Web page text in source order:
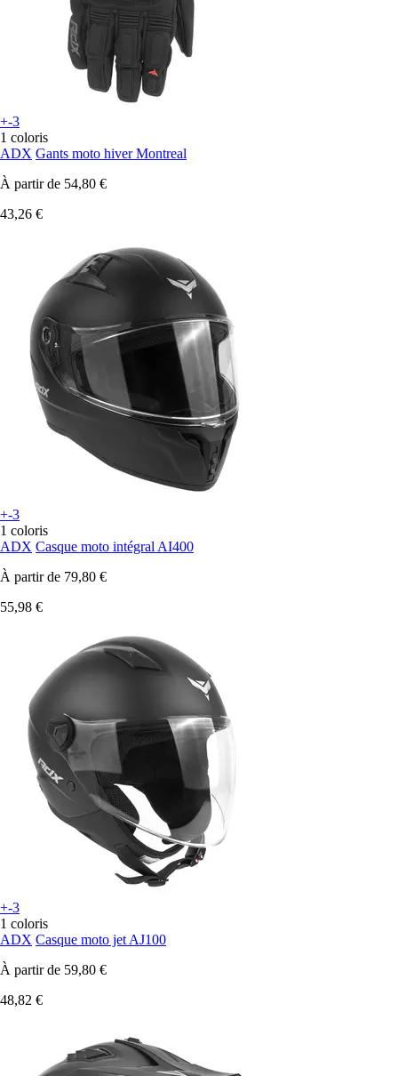
+-3
1 coloris
ADX Gants moto hiver Montreal
À partir de 54,80 €
43,26 €
+-3
1 coloris
ADX Casque moto intégral AI400
À partir de 79,80 €
55,98 €
+-3
1 coloris
ADX Casque moto jet AJ100
À partir de 59,80 €
48,82 €